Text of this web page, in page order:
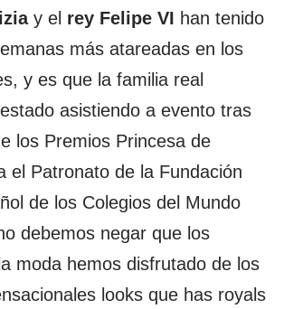
y el rey Felipe VI han tenido
más atareadas en los
y es que la familia real
asistiendo a evento tras
los Premios Princesa de
el Patronato de la Fundación
de los Colegios del Mundo
debemos negar que los
moda hemos disfrutado de los
looks que has royals